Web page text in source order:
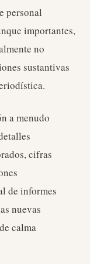
personal
importantes,
no
sustantivas
a menudo
cifras
de informes
nuevas
calma